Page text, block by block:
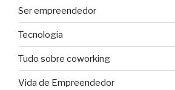
Ser empreendedor
Tecnologia
Tudo sobre coworking
Vida de Empreendedor